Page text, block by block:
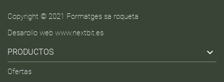
Copyright © 2021 Formatges sa roqueta
Desarollo web www.nextbit.es
PRODUCTOS 
Ofertas